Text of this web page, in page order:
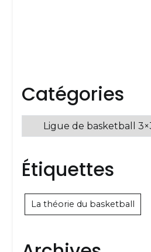
Catégories
Catégories
Étiquettes
La théorie du basketball